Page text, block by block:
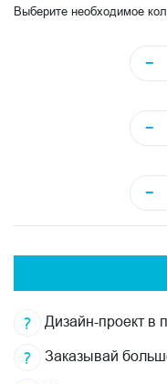
Выберите необходимое
−
−
−
Дизайн-проект в
Заказывай